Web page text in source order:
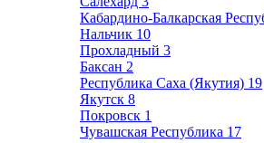
Кабардино-Балкарская
Нальчик 10
Прохладный 3
Баксан 2
Республика Саха (Якутия) 19
Якутск 8
Покровск 1
Чувашская Республика 17